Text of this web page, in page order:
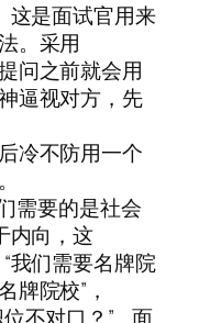
这是面试官用来
。采用
问之前就会用
逼视对方，先
冷不防用一个
需要的是社会
内向，这
我们需要名牌院
牌院校”，